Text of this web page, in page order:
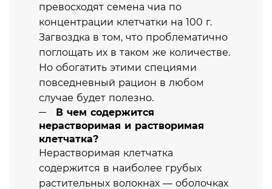
превосходят семена чиа по
концентрации клетчатки на 100 г.
Загвоздка в том, что проблематично
поглощать их в таком же количестве.
Но обогатить этими специями
повседневный рацион в любом
случае будет полезно.
В чем содержится
нерастворимая и растворимая
клетчатка?
Нерастворимая клетчатка
содержится в наиболее грубых
растительных волокнах — оболочках